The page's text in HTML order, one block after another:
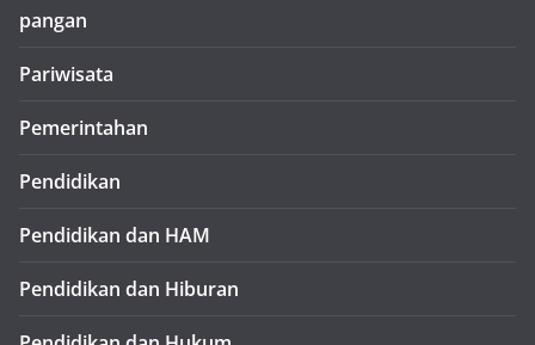
pangan
Pariwisata
Pemerintahan
Pendidikan
Pendidikan dan HAM
Pendidikan dan Hiburan